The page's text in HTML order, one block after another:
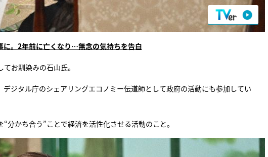
に。2年前に亡くなり…無念の気持ちを告白
お馴染みの石山氏。
ジタル庁のシェアリングエコノミー伝道師として政府の活動にも参加してい
分かち合う”ことで経済を活性化させる活動のこと。